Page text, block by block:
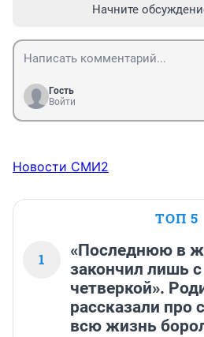
Начните
Гость
Войти
Новости СМИ2
ТОП 5
1
«Последнюю в
закончил лишь
четверкой».
рассказали про
всю жизнь